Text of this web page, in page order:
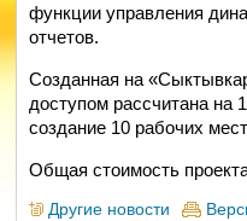
функции управления
отчетов.
Созданная на
доступом рассчитана на
создание 10 рабочих
Общая стоимость
Другие новости